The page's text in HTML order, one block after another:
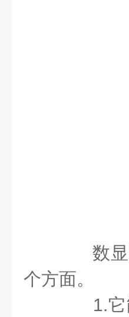
数显
个方面。
1.它能